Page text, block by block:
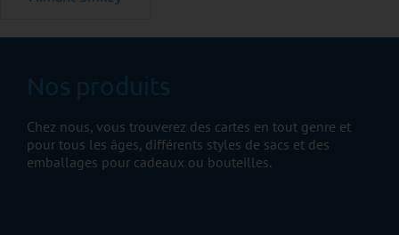
Nos produits
Chez nous, vous trouverez des cartes en tout genre et
pour tous les âges, différents styles de sacs et des
emballages pour cadeaux ou bouteilles.